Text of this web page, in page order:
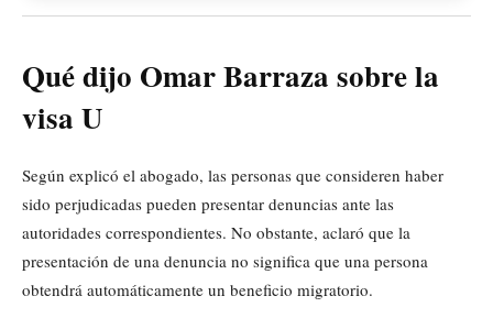
Qué dijo Omar Barraza sobre la
visa U
Según explicó el abogado, las personas que consideren haber
sido perjudicadas pueden presentar denuncias ante las
autoridades correspondientes. No obstante, aclaró que la
presentación de una denuncia no significa que una persona
obtendrá automáticamente un beneficio migratorio.